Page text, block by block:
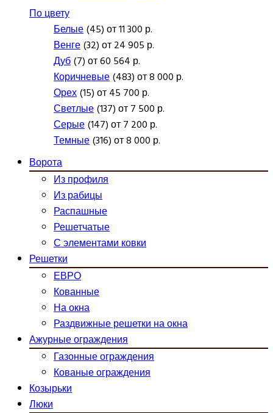
По цвету
Белые(45) от 11 300 р.
Венге(32) от 24 905 р.
Дуб(7) от 60 564 р.
Коричневые(483) от 8 000 р.
Орех(15) от 45 700 р.
Светлые(137) от 7 500 р.
Серые(147) от 7 200 р.
Темные(316) от 8 000 р.
Ворота
Из профиля
Из рабицы
Распашные
Решетчатые
С элементами ковки
Решетки
ЕВРО
Кованные
На окна
Раздвижные решетки на окна
Ажурные ограждения
Газонные ограждения
Кованые ограждения
Козырьки
Люки